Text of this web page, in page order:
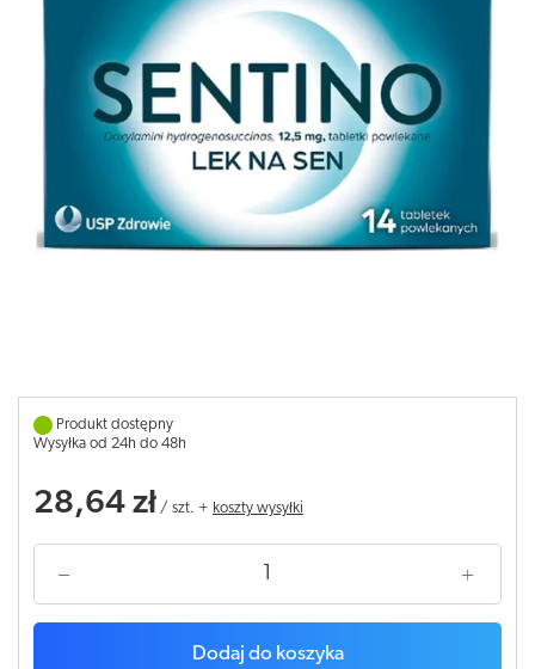
Produkt dostępny
Wysyłka od 24h do 48h
28,64 zł / szt. + koszty wysyłki
Dodaj do koszyka